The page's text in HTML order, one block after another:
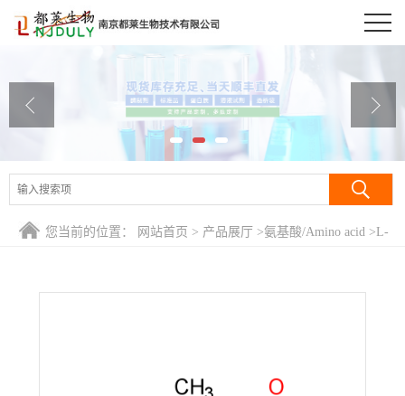
公司介绍
产品展厅
证书荣誉
您当前的位置： 网站首页 > 产品展厅 >氨基酸/Amino acid >L-